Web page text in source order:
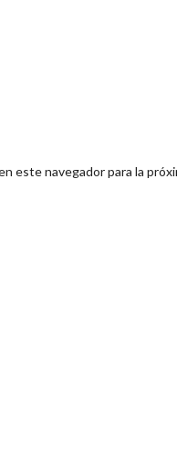
este navegador para la